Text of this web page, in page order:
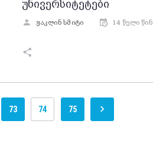
უნივერსიტეტები
ჟაკლინ სმიტი 14 წელი წინ
73 74 75